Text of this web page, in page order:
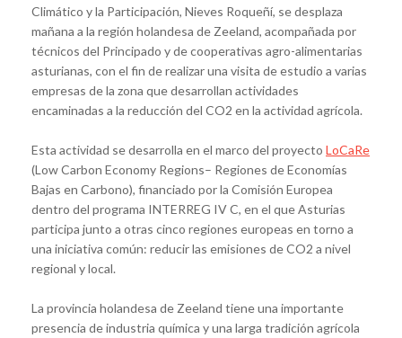
Climático y la Participación, Nieves Roqueñí, se desplaza
mañana a la región holandesa de Zeeland, acompañada por
técnicos del Principado y de cooperativas agro-alimentarias
asturianas, con el fin de realizar una visita de estudio a varias
empresas de la zona que desarrollan actividades
encaminadas a la reducción del CO2 en la actividad agrícola.
Esta actividad se desarrolla en el marco del proyecto LoCaRe
(Low Carbon Economy Regions– Regiones de Economías
Bajas en Carbono), financiado por la Comisión Europea
dentro del programa INTERREG IV C, en el que Asturias
participa junto a otras cinco regiones europeas en torno a
una iniciativa común: reducir las emisiones de CO2 a nivel
regional y local.
La provincia holandesa de Zeeland tiene una importante
presencia de industria química y una larga tradición agrícola